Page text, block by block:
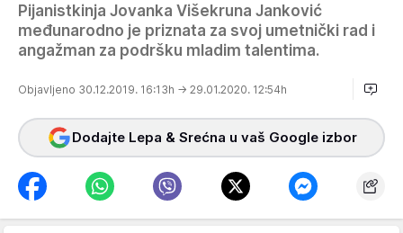
Pijanistkinja Jovanka Višekruna Janković
međunarodno je priznata za svoj umetnički rad i
angažman za podršku mladim talentima.
Objavljeno 30.12.2019. 16:13h → 29.01.2020. 12:54h
Dodajte Lepa & Srećna u vaš Google izbor